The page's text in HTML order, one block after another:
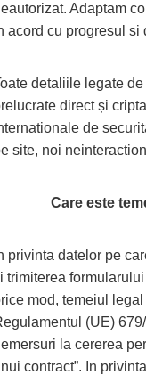
Adaptam
acord cu progresul si
detaliile legate
direct și
de
site, noi
Care este
privinta datelor pe
trimiterea
mod, temeiul
(UE)
la cererea
contract”. In